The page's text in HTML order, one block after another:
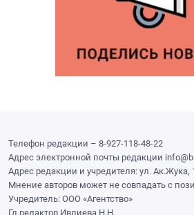
Телефон редакции – 8-927-118-48-22
Адрес электронной почты редакции
Адрес редакции и учредителя: ул. Ак.Жука,
Мнение авторов может не совпадать с
Учредитель: ООО «Агентство»
Гл.редактор Ивлиева Н.Н.